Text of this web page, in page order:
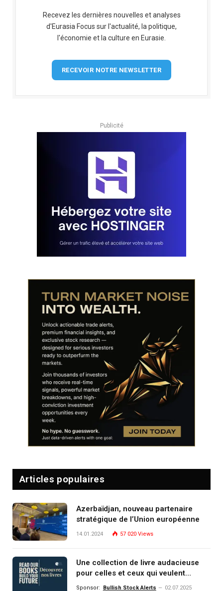
Recevez les dernières nouvelles et analyses
d'Eurasia Focus sur l'actualité, la politique,
l'économie et la culture en Eurasie.
RECEVOIR NOTRE NEWSLETTER
Publicité
Articles populaires
Azerbaïdjan, nouveau partenaire
stratégique de l’Union européenne
14.01.2024 57 020 Views
Une collection de livre audacieuse
pour celles et ceux qui veulent
comprendre, investir et dominer le
Sponsor: Bullish Stock Alerts 02.07.2025